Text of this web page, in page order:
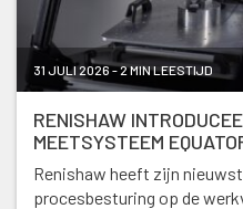
31 JULI 2026 - 2 MIN LEESTIJD
RENISHAW
MEETSYSTEEM
Renishaw heeft zijn
procesbesturing op de